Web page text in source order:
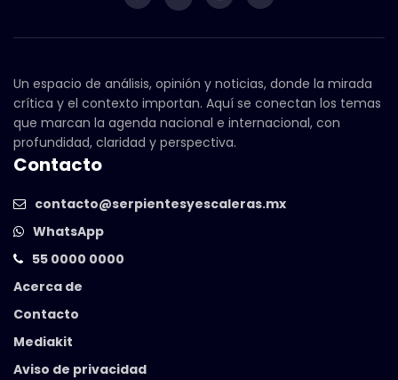
Un espacio de análisis, opinión y noticias, donde la mirada
crítica y el contexto importan. Aquí se conectan los temas
que marcan la agenda nacional e internacional, con
profundidad, claridad y perspectiva.
Contacto
contacto@serpientesyescaleras.mx
WhatsApp
55 0000 0000
Acerca de
Contacto
Mediakit
Aviso de privacidad